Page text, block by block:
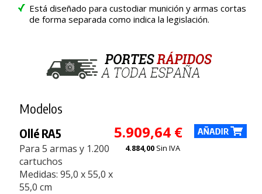
Está diseñado para custodiar munición y armas cortas
de forma separada como indica la legislación.
Modelos
Ollé RA5
Para 5 armas y 1.200
cartuchos
Medidas: 95,0 x 55,0 x
55,0 cm
5.909,64 €
4.884,00 Sin IVA